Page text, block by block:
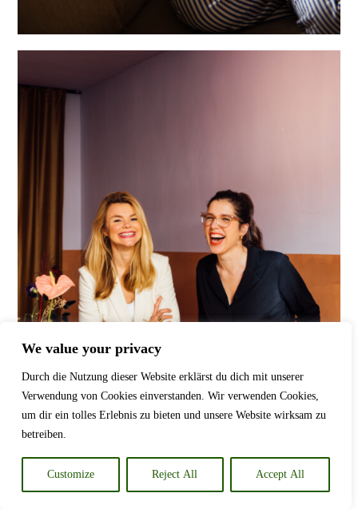
We value your privacy
Durch die Nutzung dieser Website erklärst du dich mit unserer
Verwendung von Cookies einverstanden. Wir verwenden Cookies,
um dir ein tolles Erlebnis zu bieten und unsere Website wirksam zu
betreiben.
Customize Reject All Accept All